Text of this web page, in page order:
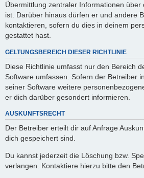
Übermittlung zentraler Informationen über
ist. Darüber hinaus dürfen er und andere
kontaktieren, sofern du dies in deinem
gestattet hast.
GELTUNGSBEREICH DIESER RICHTLINIE
Diese Richtlinie umfasst nur den Bereich
Software umfassen. Sofern der Betreiber
seiner Software weitere
er dich darüber gesondert informieren.
AUSKUNFTSRECHT
Der Betreiber erteilt dir auf Anfrage
dich gespeichert sind.
Du kannst jederzeit die Löschung bzw.
verlangen. Kontaktiere hierzu bitte den